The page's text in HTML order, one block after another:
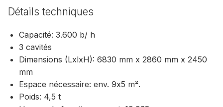
Détails techniques
Capacité: 3.600 b/ h
3 cavités
Dimensions (LxlxH): 6830 mm x 2860 mm x 2450
mm
Espace nécessaire: env. 9x5 m².
Poids: 4,5 t